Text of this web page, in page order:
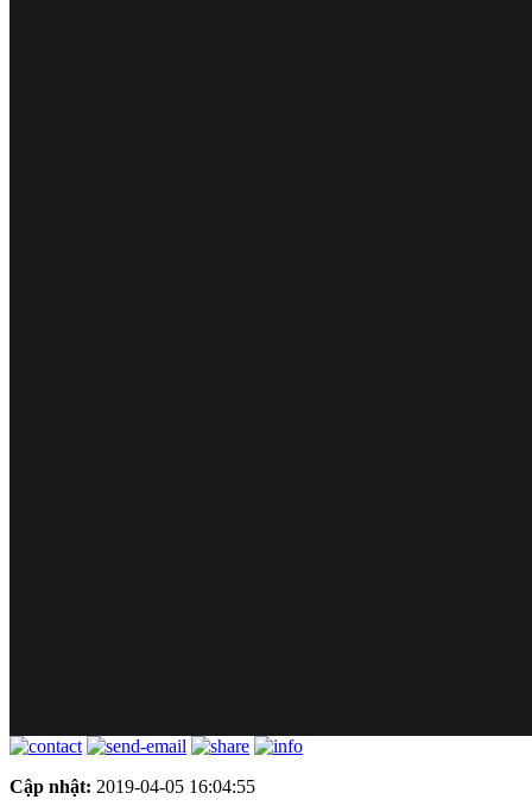
Cập nhật: 2019-04-05 16:04:55